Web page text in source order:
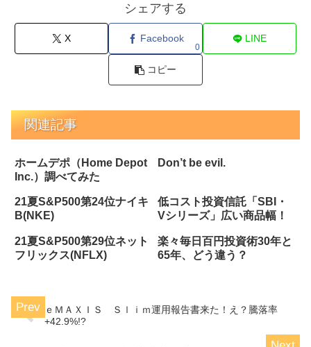
シェアする
X Facebook
0
LINE
コピー
関連記事
ホームデポ（Home Depot
Inc.）調べてみた
Don’t be evil.
21夏S&P500第24位ナイキ
B(NKE)
低コスト投資信託「SBI・
Vシリーズ」広い商品幅！
21夏S&P500第29位ネット
フリックス(NFLX)
楽々毎日百円投資術30年と
65年、どう違う？
ｅＭＡＸＩＳ Ｓｌｉｍ運用報告書来た！え？騰落率
+42.9%!?